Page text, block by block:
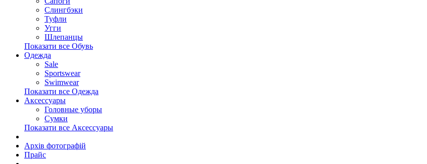
Слингбэки
Туфли
Угги
Шлепанцы
Показати все Обувь
Одежда
Sale
Sportswear
Swimwear
Показати все Одежда
Аксессуары
Головные уборы
Сумки
Показати все Аксессуары
Архів фотографій
Прайс